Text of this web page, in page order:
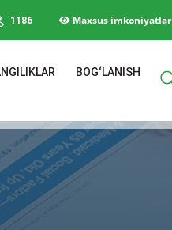
1186 Maxsus imkoniyatlar
BOG‘LANISH